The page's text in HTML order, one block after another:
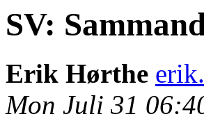
SV:
Erik Hørthe
Mon Juli 31